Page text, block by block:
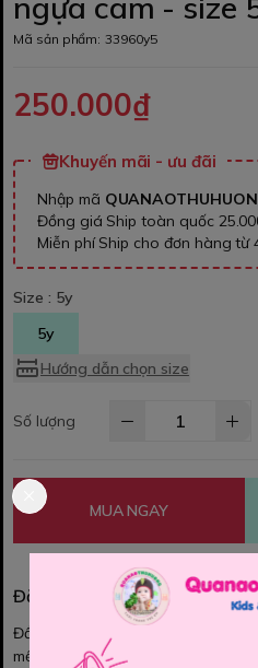
Mã sản phẩm: 33960y5
250.000₫
Khuyến mãi - ưu đãi
Nhập mã
Đồng giá Ship toàn quốc
Miễn phí Ship cho đơn hàng từ
Size : 5y
5y
Hướng dẫn chọn size
Số lượng
MUA NGAY
Đặc điểm nổi bật
Đầm Cat&jack. Phần trên là thun
mềm nhiều lớp tạo độ bồng bềnh